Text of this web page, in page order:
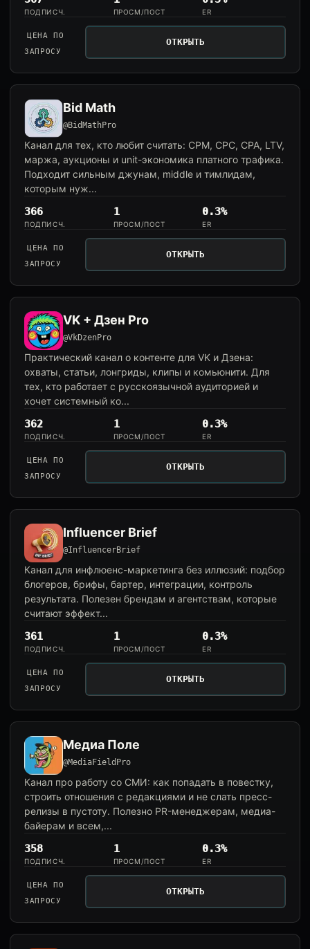
ПОДПИСЧ. ПРОСМ/ПОСТ ER
ЦЕНА ПО
ЗАПРОСУ
ОТКРЫТЬ
Bid Math
@BidMathPro
Канал для тех, кто любит считать: CPM, CPC, CPA, LTV,
маржа, аукционы и unit-экономика платного трафика.
Подходит сильным джунам, middle и тимлидам,
которым нуж...
366
ПОДПИСЧ.
1
ПРОСМ/ПОСТ
0.3%
ER
ЦЕНА ПО
ЗАПРОСУ
ОТКРЫТЬ
VK + Дзен Pro
@VkDzenPro
Практический канал о контенте для VK и Дзена:
охваты, статьи, лонгриды, клипы и комьюнити. Для
тех, кто работает с русскоязычной аудиторией и
хочет системный ко...
362
ПОДПИСЧ.
1
ПРОСМ/ПОСТ
0.3%
ER
ЦЕНА ПО
ЗАПРОСУ
ОТКРЫТЬ
Influencer Brief
@InfluencerBrief
Канал для инфлюенс-маркетинга без иллюзий: подбор
блогеров, брифы, бартер, интеграции, контроль
результата. Полезен брендам и агентствам, которые
считают эффект...
361
ПОДПИСЧ.
1
ПРОСМ/ПОСТ
0.3%
ER
ЦЕНА ПО
ЗАПРОСУ
ОТКРЫТЬ
Медиа Поле
@MediaFieldPro
Канал про работу со СМИ: как попадать в повестку,
строить отношения с редакциями и не слать пресс-
релизы в пустоту. Полезно PR-менеджерам, медиа-
байерам и всем,...
358
ПОДПИСЧ.
1
ПРОСМ/ПОСТ
0.3%
ER
ЦЕНА ПО
ЗАПРОСУ
ОТКРЫТЬ